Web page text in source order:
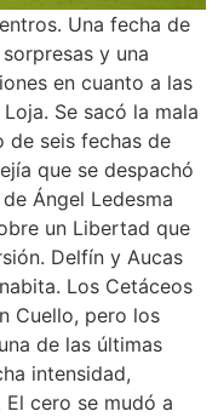
Una fecha de
y una
en cuanto a las
Se sacó la mala
de seis fechas de
que se despachó
Ángel Ledesma
un Libertad que
Delfín y Aucas
Los Cetáceos
Cuello, pero los
de las últimas
intensidad,
cero se mudó a